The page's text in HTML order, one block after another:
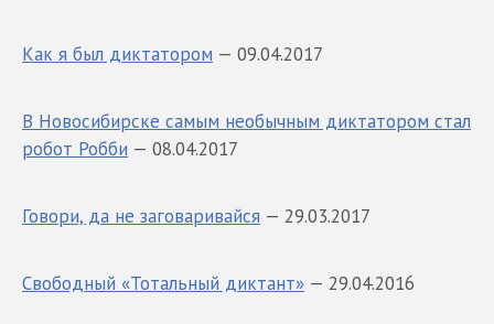
Как я был диктатором — 09.04.2017
В Новосибирске самым необычным диктатором стал
робот Робби — 08.04.2017
Говори, да не заговаривайся — 29.03.2017
Свободный «Тотальный диктант» — 29.04.2016